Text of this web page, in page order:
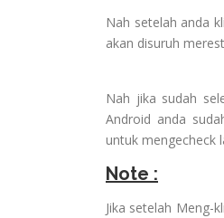
Nah setelah anda
akan disuruh
Nah jika sudah
Android anda
untuk mengecheck
Note :
Jika setelah Meng-